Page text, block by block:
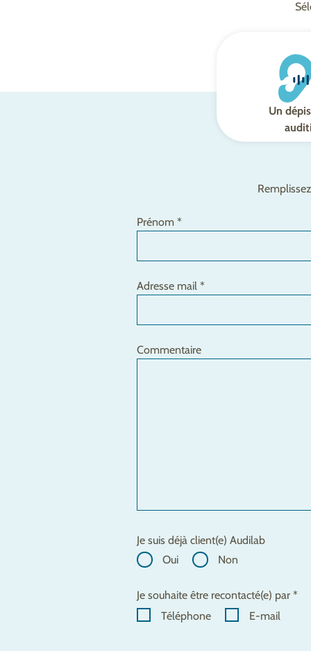
Un
Prénom *
Adresse mail *
Commentaire
Je suis déjà client(e) Audilab
Oui
Non
Je souhaite être recontacté(e) par *
Téléphone
E-mail